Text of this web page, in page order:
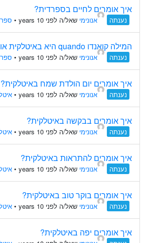
איך אומרים לחיים בספרדית?
נענתה אנונימי שאל/ה לפני 10 years •
המילה קואנדו quando היא באיטלקית או ספרדית?
נענתה אנונימי שאל/ה לפני 10 years •
איך אומרים יום הולדת שמח באיטלקית?
נענתה אנונימי שאל/ה לפני 10 years •
איך אומרים בבקשה באיטלקית?
נענתה אנונימי שאל/ה לפני 10 years •
איך אומרים להתראות באיטלקית?
נענתה אנונימי שאל/ה לפני 10 years •
איך אומרים בוקר טוב באיטלקית?
נענתה אנונימי שאל/ה לפני 10 years •
איך אומרים יפה באיטלקית?